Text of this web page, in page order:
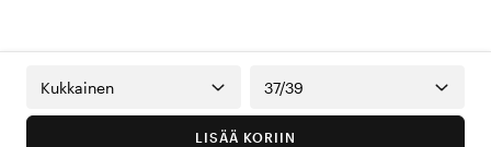
Kukkainen 37/39
LISÄÄ KORIIN